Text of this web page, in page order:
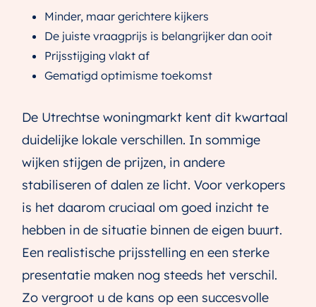
Minder, maar gerichtere kijkers
De juiste vraagprijs is belangrijker dan ooit
Prijsstijging vlakt af
Gematigd optimisme toekomst
De Utrechtse woningmarkt kent dit kwartaal
duidelijke lokale verschillen. In sommige
wijken stijgen de prijzen, in andere
stabiliseren of dalen ze licht. Voor verkopers
is het daarom cruciaal om goed inzicht te
hebben in de situatie binnen de eigen buurt.
Een realistische prijsstelling en een sterke
presentatie maken nog steeds het verschil.
Zo vergroot u de kans op een succesvolle